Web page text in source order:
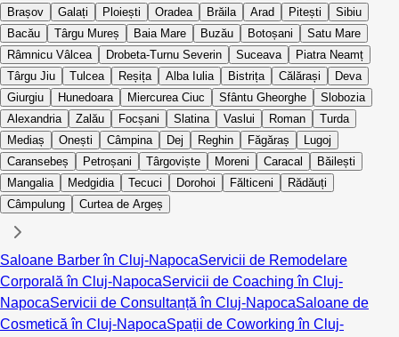
Brașov
Galați Ploiești Oradea Brăila Arad Pitești
Sibiu
Bacău
Târgu Mureș Baia Mare Buzău Botoșani
Satu Mare
Râmnicu Vâlcea
Drobeta-Turnu Severin Suceava
Piatra Neamț
Târgu Jiu
Tulcea Reșița Alba Iulia Bistrița Călărași
Deva
Giurgiu
Hunedoara Miercurea Ciuc Sfântu Gheorghe
Slobozia
Alexandria
Zalău Focșani Slatina Vaslui Roman
Turda
Mediaș
Onești Câmpina Dej Reghin Făgăraș
Lugoj
Caransebeș
Petroșani Târgoviște Moreni Caracal
Băilești
Mangalia
Medgidia Tecuci Dorohoi Fălticeni
Rădăuți
Câmpulung
Curtea de Argeș
Saloane Barber în Cluj-NapocaServicii de Remodelare
Corporală în Cluj-NapocaServicii de Coaching în Cluj-
NapocaServicii de Consultanță în Cluj-NapocaSaloane de
Cosmetică în Cluj-NapocaSpații de Coworking în Cluj-